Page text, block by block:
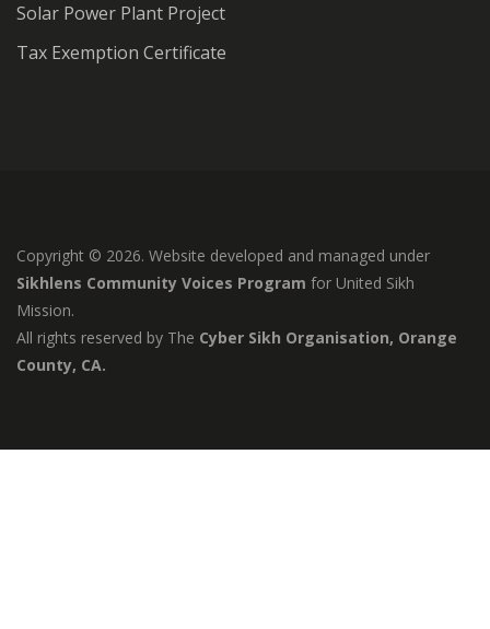
Solar Power Plant Project
Tax Exemption Certificate
Copyright © 2026. Website developed and managed under
Sikhlens Community Voices Program for United Sikh
Mission.
All rights reserved by The Cyber Sikh Organisation, Orange
County, CA.